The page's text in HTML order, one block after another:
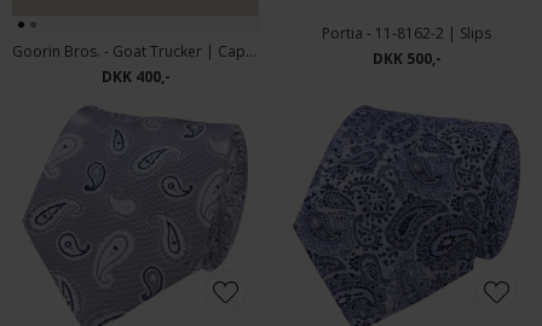
Goorin Bros. - Goat Trucker | Cap Chalk Heat
DKK 400,-
Portia - 11-8162-2 | Slips
DKK 500,-